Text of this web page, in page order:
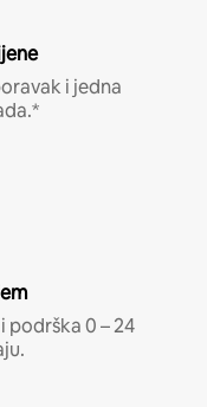
i jedna
podrška 0 – 24